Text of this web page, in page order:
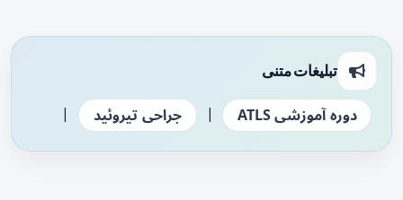
تبلیغات متنی
دوره آموزشی ATLS | جراحی تیروئید |